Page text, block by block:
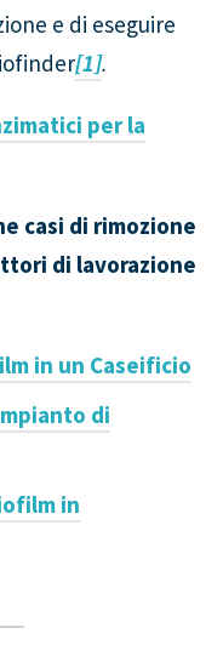
e di eseguire
[1].
per la
casi di rimozione
di lavorazione
in un Caseificio
di
in